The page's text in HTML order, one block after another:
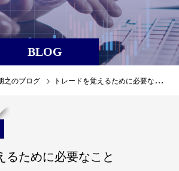
BLOG
之のブログ トレードを覚えるために必要なこと
るために必要なこと